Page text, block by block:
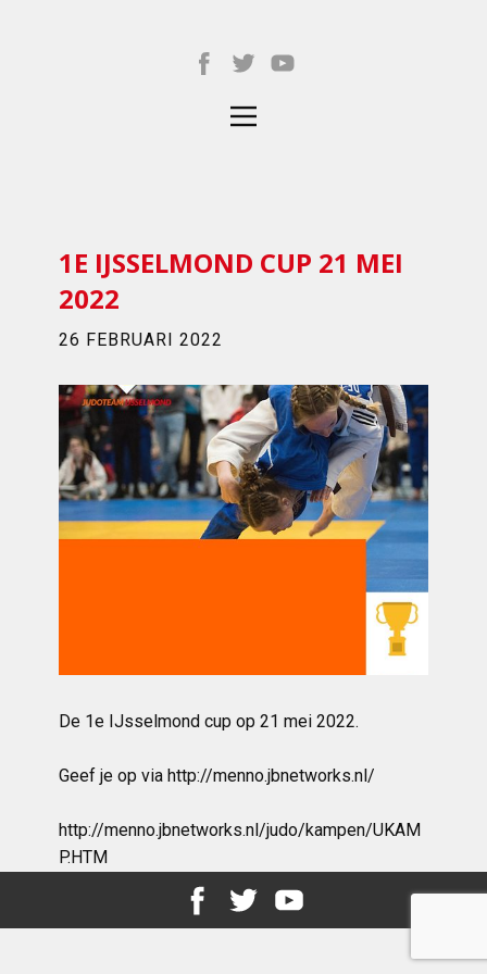
1E IJSSELMOND CUP 21 MEI
2022
26 FEBRUARI 2022
De 1e IJsselmond cup op 21 mei 2022.
Geef je op via http://menno.jbnetworks.nl/
http://menno.jbnetworks.nl/judo/kampen/UKAM
P.HTM